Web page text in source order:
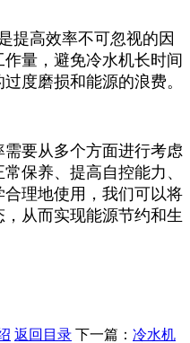
提高效率不可忽视的因
量，避免冷水机长时间
度磨损和能源的浪费。
要从多个方面进行考虑
保养、提高自控能力、
理地使用，我们可以将
从而实现能源节约和生
返回目录 下一篇： 冷水机